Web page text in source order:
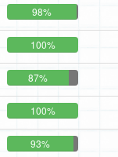
98%
100%
87%
100%
93%